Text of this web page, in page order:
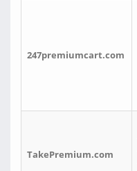
247premiumcart.com
TakePremium.com